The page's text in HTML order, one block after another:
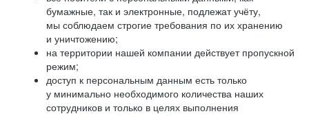
бумажные, так и электронные, подлежат учёту,
мы соблюдаем строгие требования по их хранению
и уничтожению;
на территории нашей компании действует пропускной
режим;
доступ к персональным данным есть только
у минимально необходимого количества наших
сотрудников и только в целях выполнения